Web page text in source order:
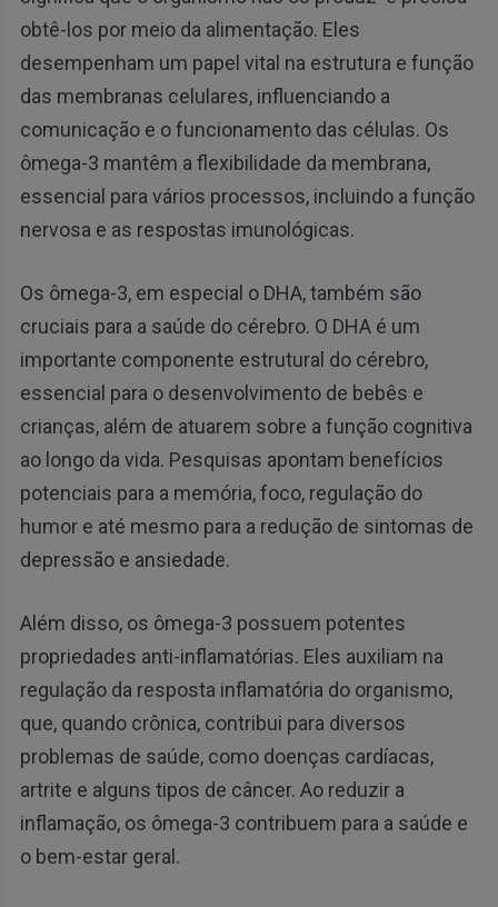
obtê-los por meio da alimentação. Eles
desempenham um papel vital na estrutura e função
das membranas celulares, influenciando a
comunicação e o funcionamento das células. Os
ômega-3 mantêm a flexibilidade da membrana,
essencial para vários processos, incluindo a função
nervosa e as respostas imunológicas.
Os ômega-3, em especial o DHA, também são
cruciais para a saúde do cérebro. O DHA é um
importante componente estrutural do cérebro,
essencial para o desenvolvimento de bebês e
crianças, além de atuarem sobre a função cognitiva
ao longo da vida. Pesquisas apontam benefícios
potenciais para a memória, foco, regulação do
humor e até mesmo para a redução de sintomas de
depressão e ansiedade.
Além disso, os ômega-3 possuem potentes
propriedades anti-inflamatórias. Eles auxiliam na
regulação da resposta inflamatória do organismo,
que, quando crônica, contribui para diversos
problemas de saúde, como doenças cardíacas,
artrite e alguns tipos de câncer. Ao reduzir a
inflamação, os ômega-3 contribuem para a saúde e
o bem-estar geral.